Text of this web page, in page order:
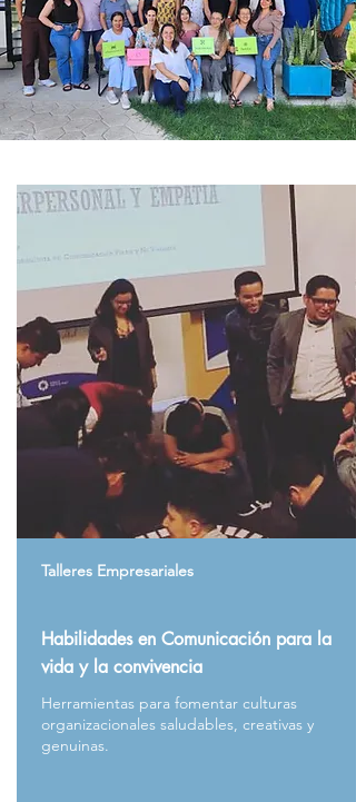
Talleres Empresariales
Habilidades en Comunicación para la
vida y la convivencia
Herramientas para fomentar culturas
organizacionales saludables, creativas y
genuinas.